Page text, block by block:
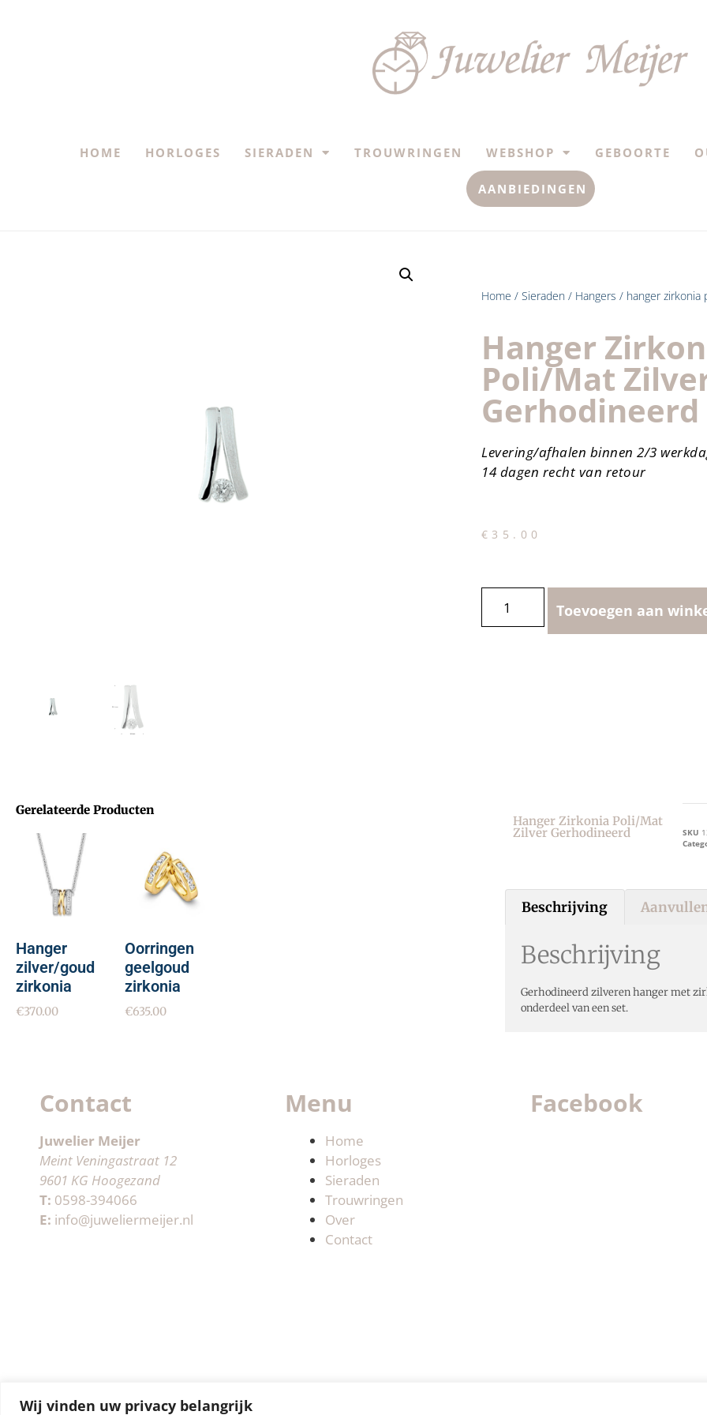
Wij vinden uw privacy belangrijk
HOME HORLOGES SIERADEN TROUWRINGEN WEBSHOP GEBOORTE
AANBIEDINGEN
Home / Sieraden / Hangers / hanger zirkonia
Hanger
Poli/mat
Gerhodineerd
Levering/afhalen binnen 2/3
14 dagen recht van retour
€ 35.00
Toevoegen aan
Gerelateerde Producten
Hanger
zilver/goud
zirkonia
€370.00
Oorringen
geelgoud
zirkonia
€635.00
Hanger Zirkonia Poli/mat
Zilver Gerhodineerd SKU
Beschrijving
Beschrijving
Gerhodineerd zilveren hanger met
onderdeel van een set.
Contact
Juwelier Meijer
Meint Veningastraat 12
9601 KG Hoogezand
T: 0598-394066
E: info@juweliermeijer.nl
Menu
Home
Horloges
Sieraden
Trouwringen
Over
Contact
Facebook